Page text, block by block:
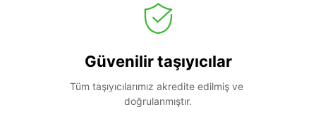
Güvenilir taşıyıcılar
Tüm taşıyıcılarımız akredite edilmiş ve
doğrulanmıştır.